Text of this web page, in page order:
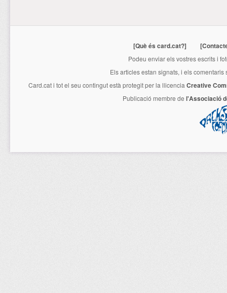
[Què és card.cat?]
Podeu enviar els vostres escrits i
Els articles estan signats, i els
Card.cati tot el seu contingut està protegit per la llicencia Creative
Publicació membre de l'Associació